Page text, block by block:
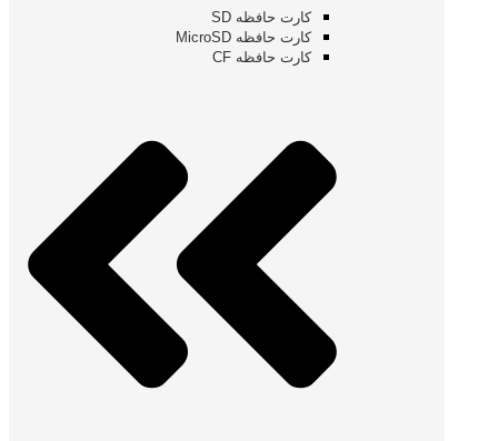
کارت حافظه SD
کارت حافظه MicroSD
کارت حافظه CF